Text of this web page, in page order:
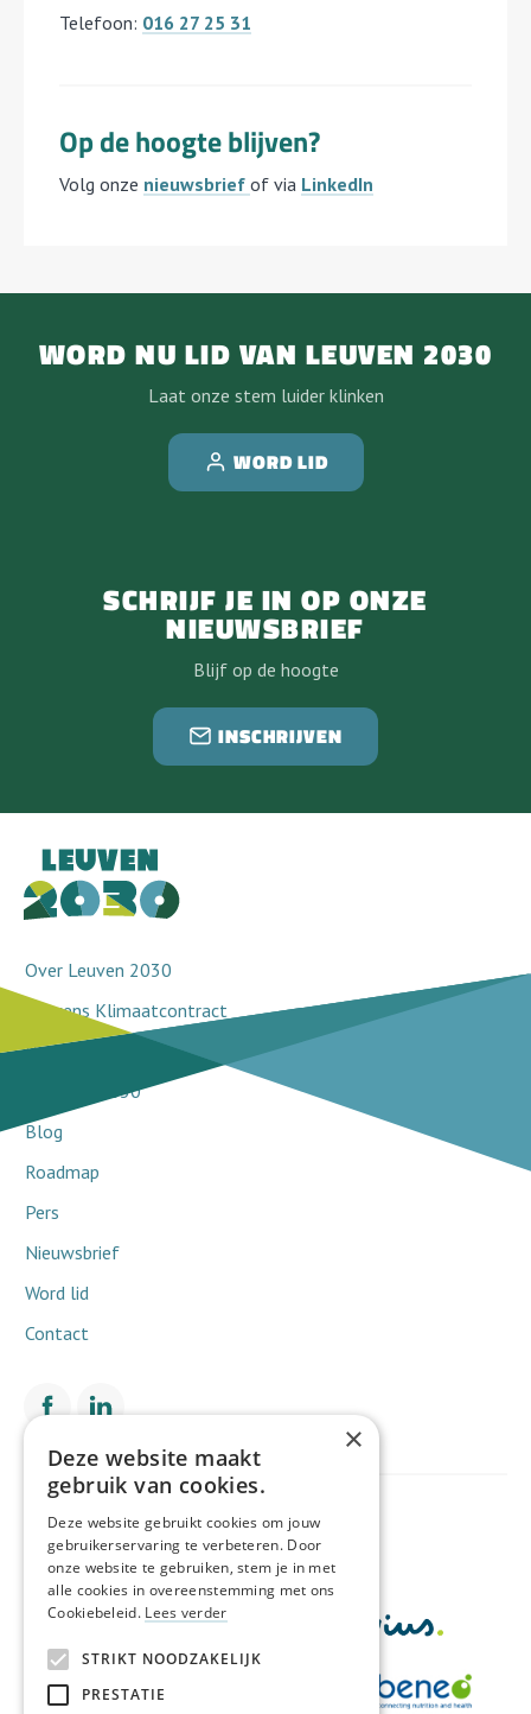
Telefoon: 016 27 25 31
Op de hoogte blijven?
Volg onze nieuwsbrief of via LinkedIn
WORD NU LID VAN LEUVEN 2030
Laat onze stem luider klinken
WORD LID
SCHRIJF JE IN OP ONZE
NIEUWSBRIEF
Blijf op de hoogte
INSCHRIJVEN
Over Leuven 2030
Leuvens Klimaatcontract
Doorbraakprojecten
Netwerk 2030
Blog
Roadmap
Pers
Nieuwsbrief
Word lid
Contact
×
Deze website maakt
gebruik van cookies.
Deze website gebruikt cookies om jouw
gebruikerservaring te verbeteren. Door
onze website te gebruiken, stem je in met
alle cookies in overeenstemming met ons
Cookiebeleid. Lees verder
STRIKT NOODZAKELIJK
PRESTATIE